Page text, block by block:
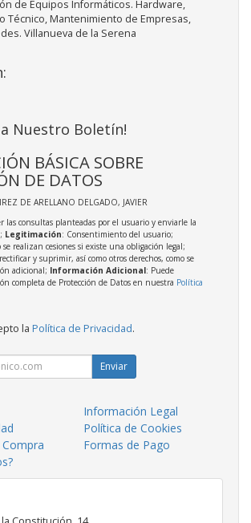
de Equipos Informáticos. Hardware,
Técnico, Mantenimiento de Empresas,
Villanueva de la Serena
Nuestro Boletín!
BÁSICA SOBRE
DE DATOS
DE ARELLANO DELGADO, JAVIER
las consultas planteadas por el usuario y enviarle la
Legitimación: Consentimiento del usuario;
se realizan cesiones si existe una obligación legal;
y suprimir, así como otros derechos, como se
adicional; Información Adicional: Puede
completa de Protección de Datos en nuestra Política
la Política de Privacidad.
Enviar
Información Legal
Política de Cookies
Formas de Pago